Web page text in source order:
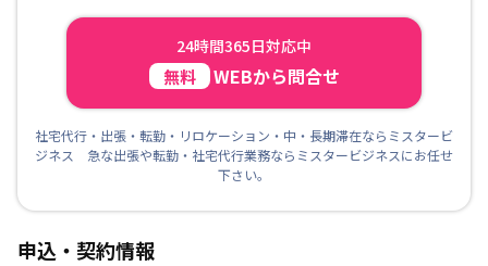
24時間365日対応中
無料 WEBから問合せ
社宅代行・出張・転勤・リロケーション・中・長期滞在ならミスタービ
ジネス 急な出張や転勤・社宅代行業務ならミスタービジネスにお任せ
下さい。
申込・契約情報